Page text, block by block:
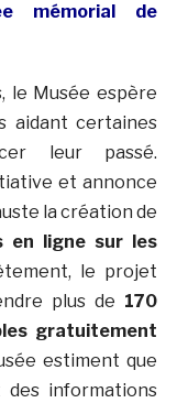
mémorial de
le Musée espère
aidant certaines
leur passé.
et annonce
la création de
en ligne sur les
le projet
plus de 170
gratuitement
estiment que
des informations